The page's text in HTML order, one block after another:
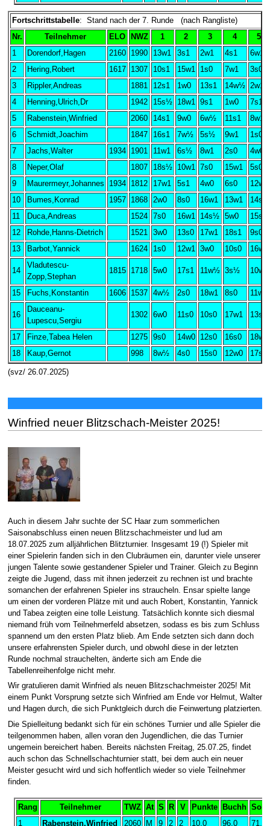
Fortschrittstabelle: Stand nach der 7. Runde (nach Rangliste)
Nr.
Teilnehmer ELO NWZ 1 2 3 4
5
1
Dorendorf,Hagen 2160 1990 13w1 3s1 2w1 4s1
6w1
2
Hering,Robert 1617 1307 10s1 15w1 1s0 7w1
3s0
3
Rippler,Andreas 1881 12s1 1w0 13s1 14w½ 2w1
4
Henning,Ulrich,Dr 1942 15s½ 18w1 9s1 1w0
7s1
5
Rabenstein,Winfried 2060 14s1 9w0 6w½ 11s1
8w1
6
Schmidt,Joachim 1847 16s1 7w½ 5s½ 9w1
1s0
7
Jachs,Walter 1934 1901 11w1 6s½ 8w1 2s0
4w0
8
Neper,Olaf 1807 18s½ 10w1 7s0 15w1
5s0
9
Maurermeyr,Johannes 1934 1812 17w1 5s1 4w0 6s0
12w1
10
Bumes,Konrad 1957 1868 2w0 8s0 16w1 13w1
14s1
11
Duca,Andreas 1524 7s0 16w1 14s½ 5w0
15s1
12
Rohde,Hanns-Dietrich 1521 3w0 13s0 17w1 18s1
9s0
13
Barbot,Yannick 1624 1s0 12w1 3w0 10s0 16w1
14
Vladutescu-
Zopp,Stephan
1815 1718 5w0 17s1 11w½ 3s½ 10w0
15 Fuchs,Konstantin 1606 1537 4w½ 2s0 18w1 8s0 11w0
16
Dauceanu-
Lupescu,Sergiu
1302 6w0 11s0 10s0 17w1 13s0
17 Finze,Tabea Helen 1275 9s0 14w0 12s0 16s0
18w1
18
Kaup,Gernot 998 8w½ 4s0 15s0 12w0 17s0
(svz/ 26.07.2025)
Winfried neuer Blitzschach-Meister 2025!
Auch in diesem Jahr suchte der SC Haar zum sommerlichen
Saisonabschluss einen neuen Blitzschachmeister und lud am
18.07.2025 zum alljährlichen Blitzturnier. Insgesamt 19 (!) Spieler mit
einer Spielerin fanden sich in den Clubräumen ein, darunter viele unserer
jungen Talente sowie gestandener Spieler und Trainer. Gleich zu Beginn
zeigte die Jugend, dass mit ihnen jederzeit zu rechnen ist und brachte
somanchen der erfahrenen Spieler ins straucheln. Ensar spielte lange
um einen der vorderen Plätze mit und auch Robert, Konstantin, Yannick
und Tabea zeigten eine tolle Leistung. Tatsächlich konnte sich diesmal
niemand früh vom Teilnehmerfeld absetzen, sodass es bis zum Schluss
spannend um den ersten Platz blieb. Am Ende setzten sich dann doch
unsere erfahrensten Spieler durch, und obwohl diese in der letzten
Runde nochmal strauchelten, änderte sich am Ende die
Tabellenreihenfolge nicht mehr.
Wir gratulieren damit Winfried als neuen Blitzschachmeister 2025! Mit
einem Punkt Vorsprung setzte sich Winfried am Ende vor Helmut, Walter
und Hagen durch, die sich Punktgleich durch die Feinwertung platzierten.
Die Spielleitung bedankt sich für ein schönes Turnier und alle Spieler die
teilgenommen haben, allen voran den Jugendlichen, die das Turnier
ungemein bereichert haben. Bereits nächsten Freitag, 25.07.25, findet
auch schon das Schnellschachturnier statt, bei dem auch ein neuer
Meister gesucht wird und sich hoffentlich wieder so viele Teilnehmer
finden.
Rang Teilnehmer TWZ At S R V Punkte Buchh
1
Rabenstein,Winfried 2060 M 9 2 2 10.0 96.0 71.00